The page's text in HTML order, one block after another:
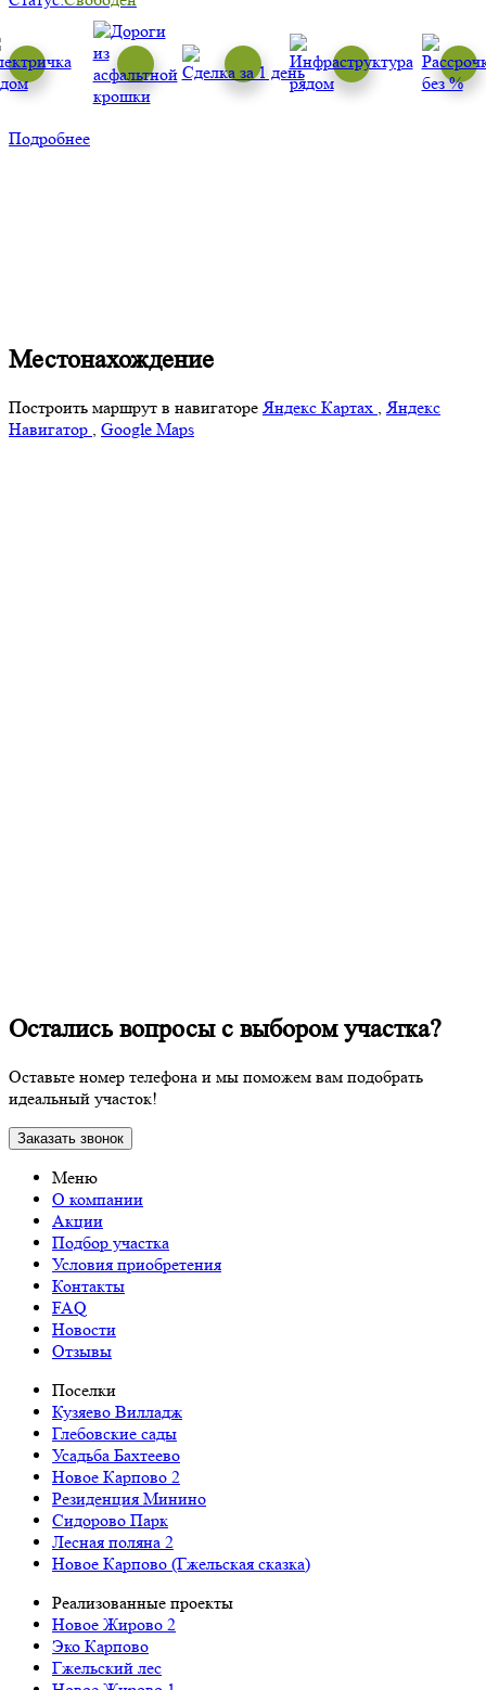
Подробнее
Местонахождение
Построить маршрут в навигатореЯндекс Картах ,Яндекс
Навигатор , Google Maps
Остались вопросы с выбором участка?
Оставьте номер телефона и мы поможем вам подобрать
идеальный участок!
Заказать звонок
Меню
О компании
Акции
Подбор участка
Условия приобретения
Контакты
FAQ
Новости
Отзывы
Поселки
Кузяево Вилладж
Глебовские сады
Усадьба Бахтеево
Новое Карпово 2
Резиденция Минино
Сидорово Парк
Лесная поляна 2
Новое Карпово (Гжельская сказка)
Реализованные проекты
Новое Жирово 2
Эко Карпово
Гжельский лес